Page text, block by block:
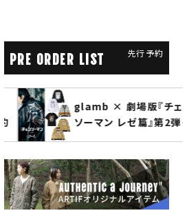
PRE ORDER LIST 先行予約
glamb × 劇場版『チェン
ソーマン レゼ篇』第2弾
先行予約